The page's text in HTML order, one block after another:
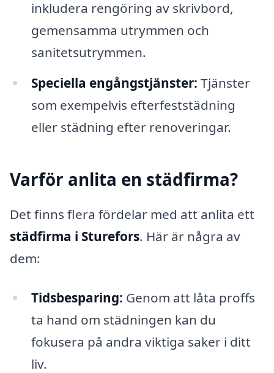
inkludera rengöring av skrivbord,
gemensamma utrymmen och
sanitetsutrymmen.
Speciella engångstjänster: Tjänster
som exempelvis efterfeststädning
eller städning efter renoveringar.
Varför anlita en städfirma?
Det finns flera fördelar med att anlita ett
städfirma i Sturefors. Här är några av
dem:
Tidsbesparing: Genom att låta proffs
ta hand om städningen kan du
fokusera på andra viktiga saker i ditt
liv.